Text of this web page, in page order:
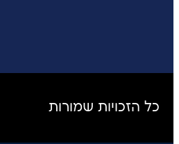
כל הזכויות שמורות